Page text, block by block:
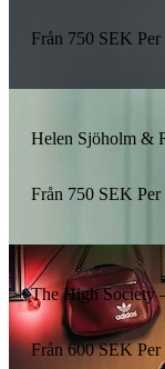
Från 750 SEK Per
Helen Sjöholm &
Från 750 SEK Per
The High Society
Från 600 SEK Per